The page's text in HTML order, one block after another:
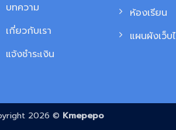
บทความ
เกี่ยวกับเรา
แจ้งชำระเงิน
ห้องเรียน
แผนผังเว็บ
2026 © Kmepepo